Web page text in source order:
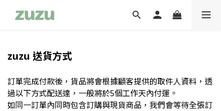
zuzu 送貨方式
訂單完成付款後，貨品將會根據顧客提供的取件人資料， 透
過以下方式配送達， 一般將於5個工作天內付運。
如同一訂單內同時包含訂購與現貨商品，我們會等待全張訂